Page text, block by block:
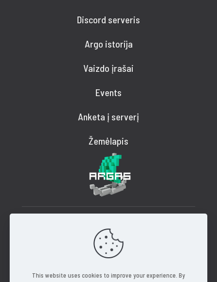
Discord serveris
Argo istorija
Vaizdo įrašai
Events
Anketa į serverį
Žemėlapis
© 2025 ArgasHub.lt Visos teisės saugomos
This website uses cookies to improve your experience. By